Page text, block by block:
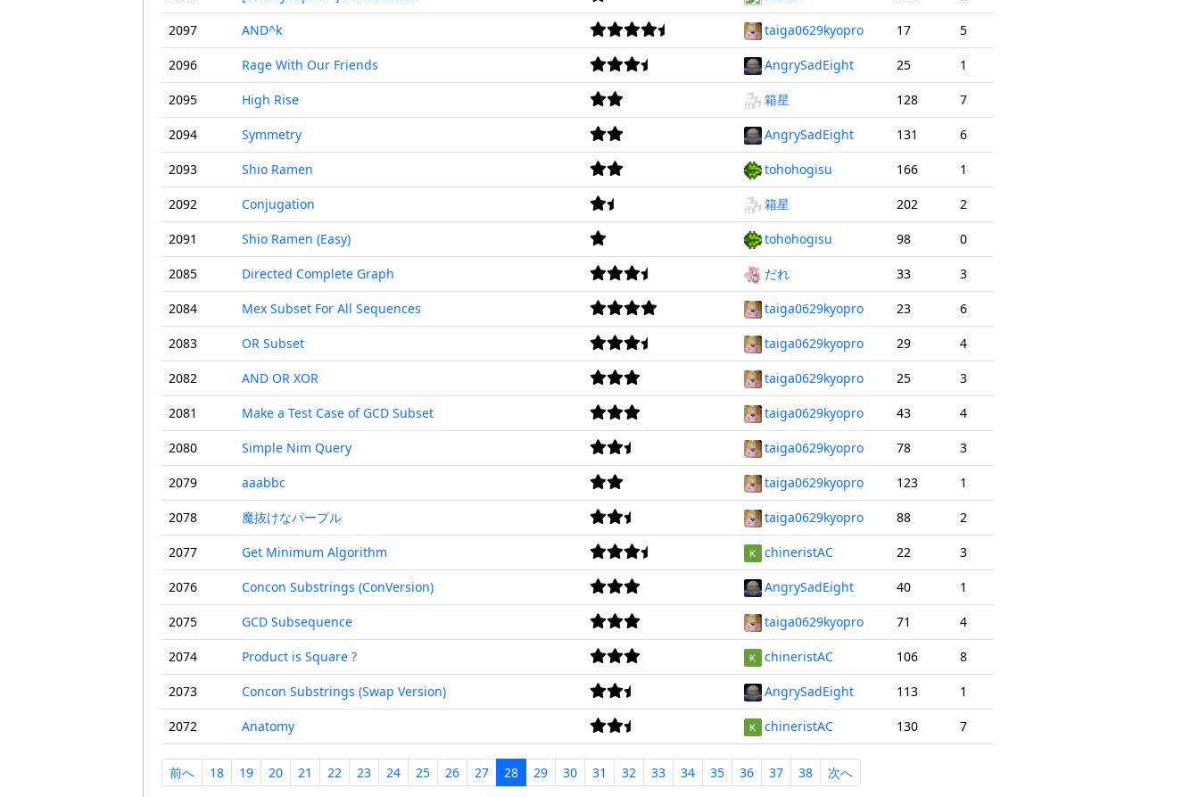
2097 AND^k taiga0629kyopro 17 5
2096 Rage With Our Friends AngrySadEight 25 1
2095 High Rise 箱星 128 7
2094 Symmetry AngrySadEight 131 6
2093 Shio Ramen tohohogisu 166 1
2092 Conjugation 箱星 202 2
2091 Shio Ramen (Easy) tohohogisu 98 0
2085 Directed Complete Graph だれ 33 3
2084 Mex Subset For All Sequences taiga0629kyopro 23 6
2083 OR Subset taiga0629kyopro 29 4
2082 AND OR XOR taiga0629kyopro 25 3
2081 Make a Test Case of GCD Subset taiga0629kyopro 43 4
2080 Simple Nim Query taiga0629kyopro 78 3
2079 aaabbc taiga0629kyopro 123 1
2078 魔抜けなパープル taiga0629kyopro 88 2
2077 Get Minimum Algorithm chineristAC 22 3
2076 Concon Substrings (ConVersion) AngrySadEight 40 1
2075 GCD Subsequence taiga0629kyopro 71 4
2074 Product is Square ? chineristAC 106 8
2073 Concon Substrings (Swap Version) AngrySadEight 113 1
2072 Anatomy chineristAC 130 7
前へ 18 19 20 21 22 23 24 25 26 27 28 29 30 31 32 33 34 35 36 37 38 次へ